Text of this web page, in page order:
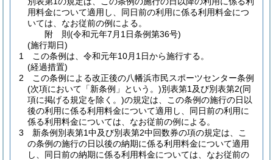
用料金について適用し、同日前の利用に係る利用料金につ
いては、なお従前の例による。
附 則(令和元年7月1日条例第36号)
(施行期日)
1
この条例は、令和元年10月1日から施行する。
(経過措置)
2
この条例による改正後の八幡浜市民スポーツセンター条例
(次項において「新条例」という。)別表第1及び別表第2(同
項に掲げる規定を除く。)の規定は、この条例の施行の日以
後の利用に係る利用料金について適用し、同日前の利用に
係る利用料金については、なお従前の例による。
3
新条例別表第1中及び別表第2中回数券の項の規定は、こ
の条例の施行の日以後の納期に係る利用料金について適用
し、同日前の納期に係る利用料金については、なお従前の